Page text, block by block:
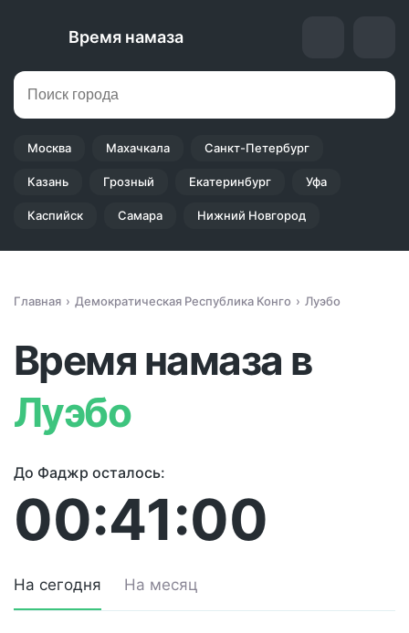
Время намаза
Москва Махачкала Санкт-Петербург
Казань Грозный Екатеринбург Уфа
Каспийск Самара Нижний Новгород
Главная Демократическая Республика Конго Луэбо
Время намаза в
Луэбо
До Фаджр осталось:
00:41:00
На сегодня На месяц